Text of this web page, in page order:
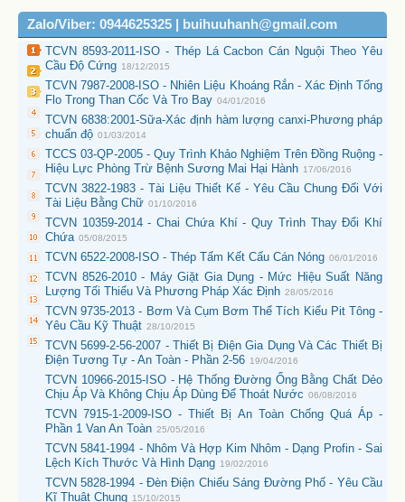
Zalo/Viber: 0944625325 | buihuuhanh@gmail.com
TCVN 8593-2011-ISO - Thép Lá Cacbon Cán Nguội Theo Yêu
Cầu Độ Cứng 18/12/2015
TCVN 7987-2008-ISO - Nhiên Liệu Khoáng Rắn - Xác Định Tổng
Flo Trong Than Cốc Và Tro Bay 04/01/2016
TCVN 6838:2001-Sữa-Xác định hàm lượng canxi-Phương pháp
chuẩn độ 01/03/2014
TCCS 03-QP-2005 - Quy Trình Khảo Nghiệm Trên Đồng Ruộng -
Hiệu Lực Phòng Trừ Bệnh Sương Mai Hại Hành 17/06/2016
TCVN 3822-1983 - Tài Liệu Thiết Kế - Yêu Cầu Chung Đối Với
Tài Liệu Bằng Chữ 01/10/2016
TCVN 10359-2014 - Chai Chứa Khí - Quy Trình Thay Đổi Khí
Chứa 05/08/2015
TCVN 6522-2008-ISO - Thép Tấm Kết Cấu Cán Nóng 06/01/2016
TCVN 8526-2010 - Máy Giặt Gia Dụng - Mức Hiệu Suất Năng
Lượng Tối Thiểu Và Phương Pháp Xác Định 28/05/2016
TCVN 9735-2013 - Bơm Và Cụm Bơm Thể Tích Kiểu Pit Tông -
Yêu Cầu Kỹ Thuật 28/10/2015
TCVN 5699-2-56-2007 - Thiết Bị Điện Gia Dụng Và Các Thiết Bị
Điện Tương Tự - An Toàn - Phần 2-56 19/04/2016
TCVN 10966-2015-ISO - Hệ Thống Đường Ống Bằng Chất Dẻo
Chịu Áp Và Không Chịu Áp Dùng Để Thoát Nước 06/08/2016
TCVN 7915-1-2009-ISO - Thiết Bị An Toàn Chống Quá Áp -
Phần 1 Van An Toàn 25/05/2016
TCVN 5841-1994 - Nhôm Và Hợp Kim Nhôm - Dạng Profin - Sai
Lệch Kích Thước Và Hình Dạng 19/02/2016
TCVN 5828-1994 - Đèn Điện Chiếu Sáng Đường Phố - Yêu Cầu
Kĩ Thuật Chung 15/10/2015